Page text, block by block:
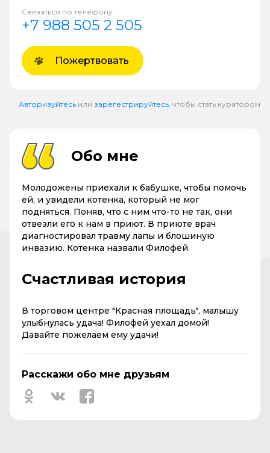
Связаться по телефону
+7 988 505 2 505
Пожертвовать
Авторизуйтесь или зарегестрируйтесь , чтобы стать куратором
Обо мне
Молодожены приехали к бабушке, чтобы помочь
ей, и увидели котенка, который не мог
подняться. Поняв, что с ним что-то не так, они
отвезли его к нам в приют. В приюте врач
диагностировал травму лапы и блошиную
инвазию. Котенка назвали Филофей.
Счастливая история
В торговом центре "Красная площадь", малышу
улыбнулась удача! Филофей уехал домой!
Давайте пожелаем ему удачи!
Расскажи обо мне друзьям